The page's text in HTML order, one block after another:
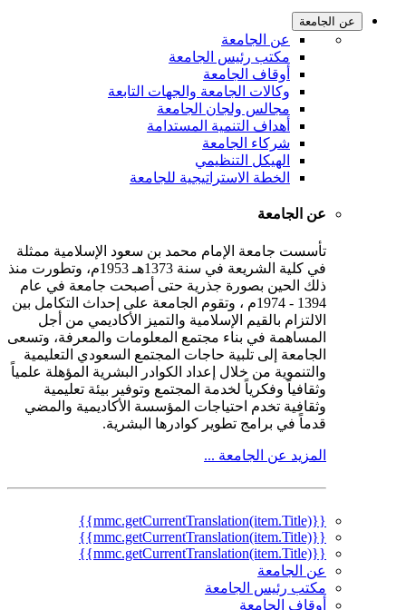
عن الجامعة
عن الجامعة
مكتب رئيس الجامعة
أوقاف الجامعة
وكالات الجامعة والجهات التابعة
مجالس ولجان الجامعة
أهداف التنمية المستدامة
شركاء الجامعة
الهيكل التنظيمي
الخطة الاستراتيجية للجامعة
عن الجامعة
تأسست جامعة الإمام محمد بن سعود الإسلامية ممثلة
في كلية الشريعة في سنة 1373هـ 1953م، وتطورت منذ
ذلك الحين بصورة جذرية حتى أصبحت جامعة في عام
1394 - 1974م ، وتقوم الجامعة على إحداث التكامل بين
الالتزام بالقيم الإسلامية والتميز الأكاديمي من أجل
المساهمة في بناء مجتمع المعلومات والمعرفة، وتسعى
الجامعة إلى تلبية حاجات المجتمع السعودي التعليمية
والتنموية من خلال إعداد الكوادر البشرية المؤهلة علمياً
وثقافياً وفكرياً لخدمة المجتمع وتوفير بيئة تعليمية
وثقافية تخدم احتياجات المؤسسة الأكاديمية والمضي
قدماً في برامج تطوير كوادرها البشرية.
المزيد عن الجامعة ...
{{mmc.getCurrentTranslation(item.Title)}}
{{mmc.getCurrentTranslation(item.Title)}}
{{mmc.getCurrentTranslation(item.Title)}}
عن الجامعة
مكتب رئيس الجامعة
أوقاف الجامعة